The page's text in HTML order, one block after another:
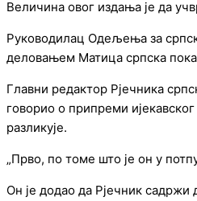
Величина овог издања је да
Руководилац Одељења за
деловањем Матица српска
Главни редактор Рјечника
говорио о припреми
разликује.
„Прво, по томе што је он у
Он је додао да Рјечник